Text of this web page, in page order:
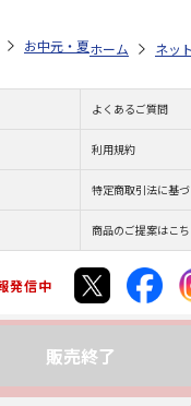
販売終了
お中元・夏ギフト特集 2026
ホーム ネッ
よくあるご質問
利用規約
特定商取引法に基
商品のご提案はこ
発信中